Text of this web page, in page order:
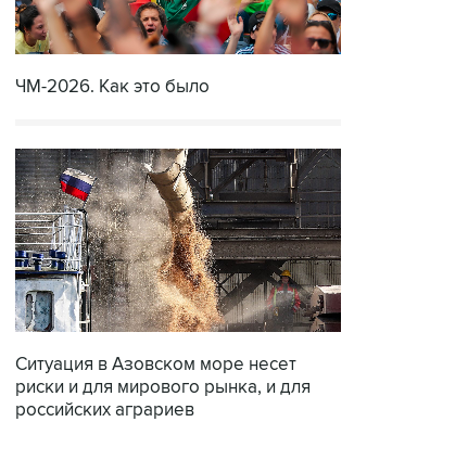
ЧМ-2026. Как это было
Ситуация в Азовском море несет
риски и для мирового рынка, и для
российских аграриев